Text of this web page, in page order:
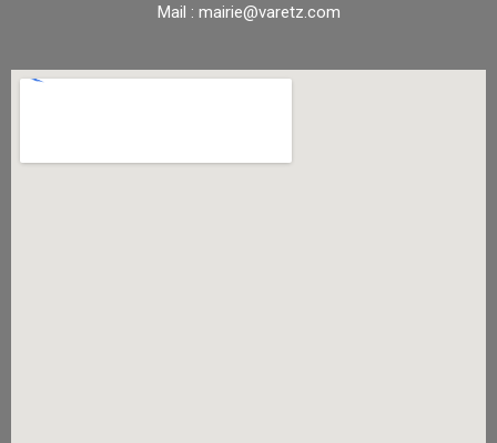
Mail : mairie@varetz.com